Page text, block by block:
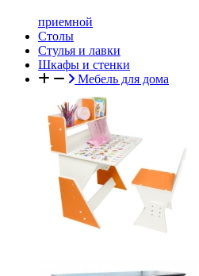
приемной
Столы
Стулья и лавки
Шкафы и стенки
Мебель для дома